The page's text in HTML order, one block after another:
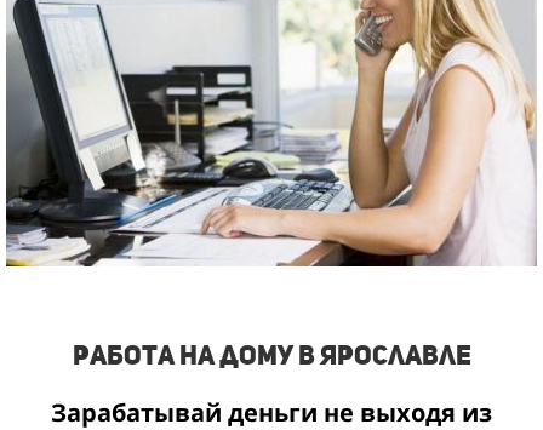
Работа на дому в Ярославле
Зарабатывай деньги не выходя из